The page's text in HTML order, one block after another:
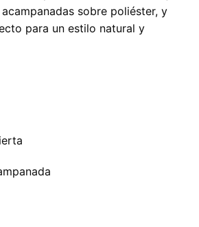
sobre poliéster, y
para un estilo natural y